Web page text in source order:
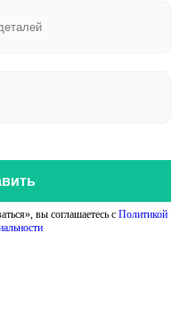
вы соглашаетесь с Политикой